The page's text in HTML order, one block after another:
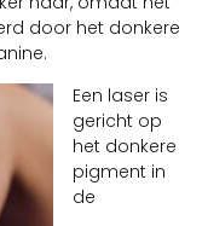
door het donkere
Een laser is
gericht op
het donkere
pigment in
de